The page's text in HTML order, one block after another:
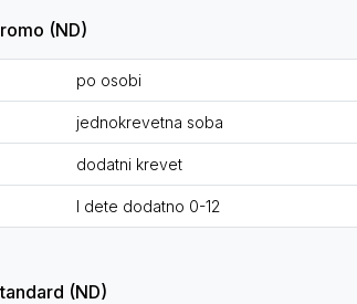
(ND)
po osobi
jednokrevetna soba
dodatni krevet
I dete dodatno 0-12
(ND)